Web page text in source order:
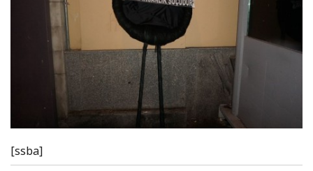
[ssba]